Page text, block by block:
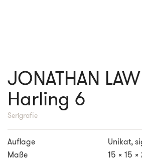
JONATHAN
Harling 6
Serigrafie
Auflage
Unikat,
Maße
15 x 15 x